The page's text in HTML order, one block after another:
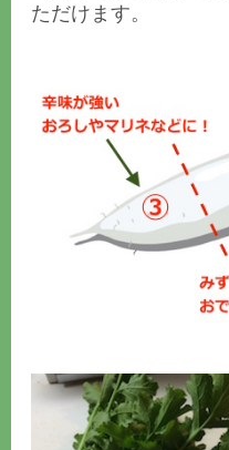
ただけます。